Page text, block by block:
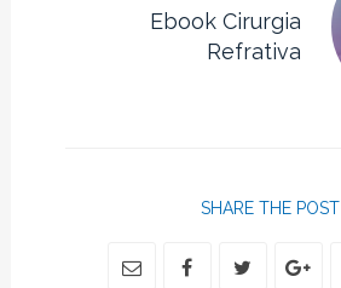
Ebook Cirurgia
Refrativa
SHARE THE POST